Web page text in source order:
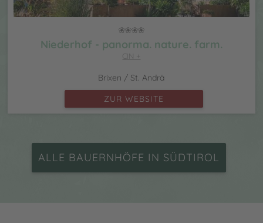
Niederhof - panorma. nature. farm.
CIN +
Brixen / St. Andrä
ZUR WEBSITE
ALLE BAUERNHÖFE IN SÜDTIROL